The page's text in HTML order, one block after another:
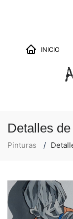
INICIO
Detalles
Pinturas